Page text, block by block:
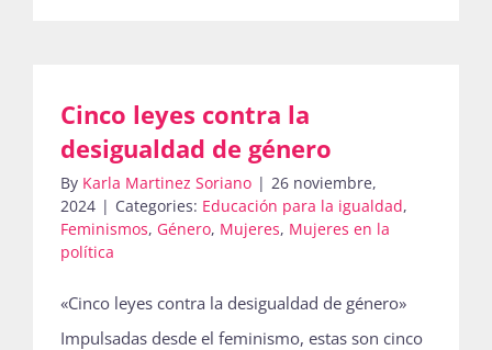
Cinco leyes contra la
desigualdad de género
By Karla Martinez Soriano | 26 noviembre,
2024 | Categories: Educación para la igualdad,
Feminismos, Género, Mujeres, Mujeres en la
política
«Cinco leyes contra la desigualdad de género»
Impulsadas desde el feminismo, estas son cinco